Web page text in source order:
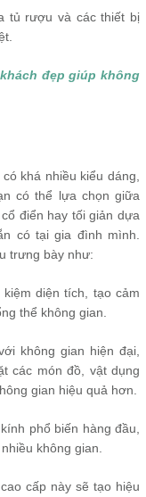
tủ rượu và các thiết bị
đẹp giúp không
khá nhiều kiểu dáng,
có thể lựa chọn giữa
điển hay tối giản dựa
có tại gia đình mình.
trưng bày như:
diện tích, tạo cảm
thể không gian.
không gian hiện đại,
các món đồ, vật dụng
gian hiệu quả hơn.
phổ biến hàng đầu,
không gian.
cấp này sẽ tạo hiệu